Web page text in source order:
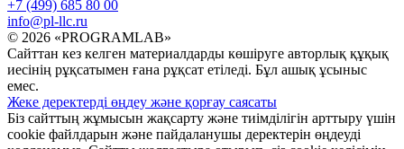
+7 (499) 685 80 00
info@pl-llc.ru
© 2026 «PROGRAMLAB»
Сайттан кез келген материалдарды көшіруге авторлық құқық
иесінің рұқсатымен ғана рұқсат етіледі. Бұл ашық ұсыныс
емес.
Жеке деректерді өңдеу және қорғау саясаты
Біз сайттың жұмысын жақсарту және тиімділігін арттыру үшін
cookie файлдарын және пайдаланушы деректерін өңдеуді